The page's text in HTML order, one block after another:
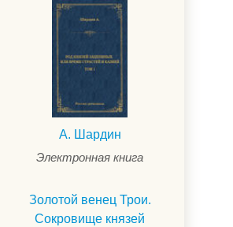
А. Шардин
Электронная книга
Золотой венец Трои.
Сокровище князей